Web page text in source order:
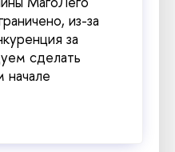
из-за
за
сделать
начале